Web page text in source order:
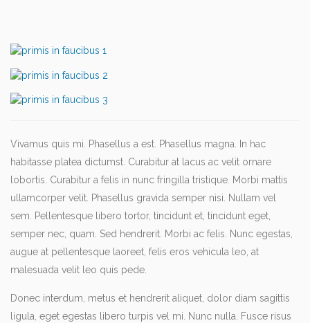
Vivamus quis mi. Phasellus a est. Phasellus magna. In hac
habitasse platea dictumst. Curabitur at lacus ac velit ornare
lobortis. Curabitur a felis in nunc fringilla tristique. Morbi mattis
ullamcorper velit. Phasellus gravida semper nisi. Nullam vel
sem. Pellentesque libero tortor, tincidunt et, tincidunt eget,
semper nec, quam. Sed hendrerit. Morbi ac felis. Nunc egestas,
augue at pellentesque laoreet, felis eros vehicula leo, at
malesuada velit leo quis pede.
Donec interdum, metus et hendrerit aliquet, dolor diam sagittis
ligula, eget egestas libero turpis vel mi. Nunc nulla. Fusce risus